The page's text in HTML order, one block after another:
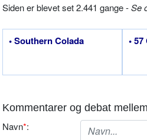
Siden er blevet set 2.441 gange -Se
• Southern Colada •
Kommentarer og debat
Navn*: